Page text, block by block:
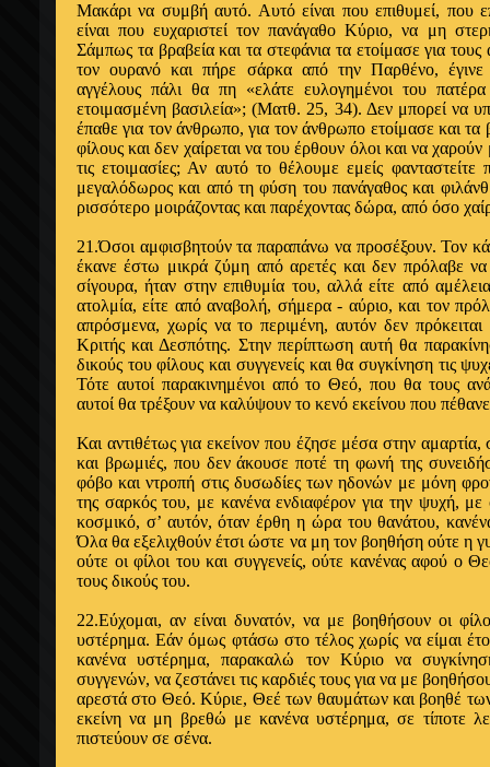
Μακάρι να συμβή αυτό. Αυτό είναι που επιθυ­μεί, που
είναι που ευχαριστεί τον πανάγαθο Κύριο, να μη
Σάμπως τα βραβεία και τα στεφάνια τα ετοίμασε για τους
τον ουρανό και πήρε σάρκα από την Παρθένο,
αγγέλους πάλι θα πη «ελάτε ευλογημένοι του
ετοιμασμένη βα­σιλεία»; (Ματθ. 25, 34). Δεν μπορεί να
έπαθε για τον άνθρωπο, για τον άνθρωπο ετοίμασε και τα
φίλους και δεν χαίρεται να του έρθουν όλοι και να χαρούν
τις ετοιμασίες; Αν αυτό το θέ­λουμε εμείς
μεγαλόδωρος και από τη φύση του πανά­γαθος και
ρισσότερο μοιράζοντας και παρέχοντας δώρα, α­πό όσο
21.Όσοι αμφισβητούν τα παραπάνω να προ­σέξουν. Τον
έκανε έστω μικρά ζύμη από αρετές και δεν πρόλαβε
σίγουρα, ήταν στην επιθυμία του, αλλά είτε από
ατολμία, είτε από αναβολή, σήμερα - αύριο, και τον
απρόσμενα, χωρίς να το περιμένη, αυτόν δεν
Κριτής και Δεσπότης. Στην περίπτωση αυτή θα
δικούς του φίλους και συγγενείς και θα συγκίνηση τις
Τότε αυτοί παρακινημένοι από το Θεό, που θα τους
αυτοί θα τρέξουν να καλύψουν το κενό εκείνου που
Και αντιθέτως για εκείνον που έζησε μέσα στην
και βρωμιές, που δεν άκουσε ποτέ τη φωνή της
φόβο και ντρο­πή στις δυσωδίες των ηδονών με μόνη
της σαρκός του, με κα­νένα ενδιαφέρον για την ψυχή,
κοσμικό, σ’ αυτόν, όταν έρθη η ώρα του θανάτου,
Όλα θα εξελιχθούν έτσι ώστε να μη τον βοηθήση ούτε η
ούτε οι φίλοι του και συγγενείς, ούτε κανένας αφού ο
τους δι­κούς του.
22.Εύχομαι, αν είναι δυνατόν, να με βοηθήσουν οι
υστέρη­μα. Εάν όμως φτάσω στο τέλος χωρίς να είμαι
κανένα υστέρη­μα, παρακαλώ τον Κύριο να
συγγενών, να ζεστάνει τις καρδιές τους για να με
αρεστά στο Θεό. Κύριε, Θεέ των θαυμάτων και βοηθέ
εκεί­νη να μη βρεθώ με κανένα υστέρημα, σε τίποτε
πιστεύουν σε σέ­να.